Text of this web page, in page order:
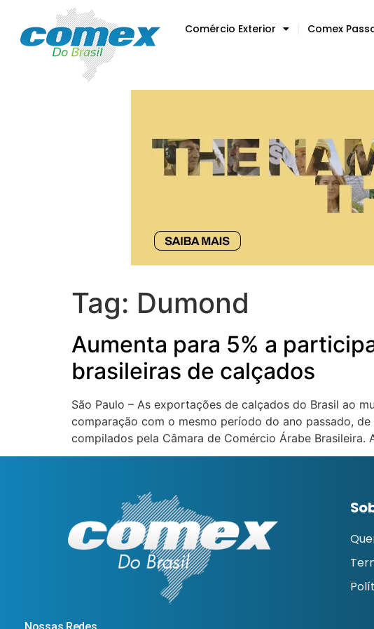
Comércio Exterior Comex
Tag: Dumond
Aumenta para 5% a
brasileiras de calçados
São Paulo – As exportações de calçados do Brasil ao
comparação com o mesmo período do ano passado,
compilados pela Câmara de Comércio Árabe Brasileira.